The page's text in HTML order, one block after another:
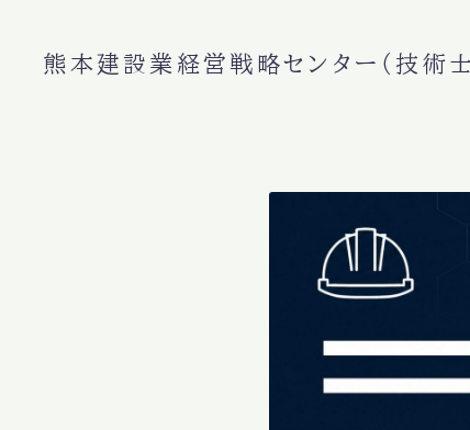
熊本建設業経営戦略センター（技術